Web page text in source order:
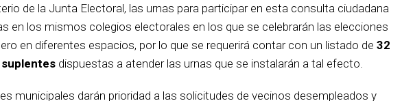
de la Junta Electoral, las urnas para participar en esta consulta ciudadana
en los mismos colegios electorales en los que se celebrarán las elecciones
en diferentes espacios, por lo que se requerirá contar con un listado de 32
dispuestas a atender las urnas que se instalarán a tal efecto.
municipales darán prioridad a las solicitudes de vecinos desempleados y